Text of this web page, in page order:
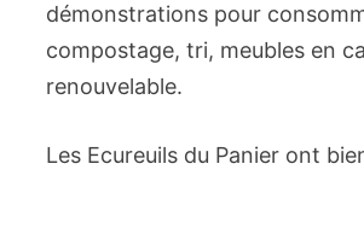
démonstrations pour
compostage, tri, meubles en
renouvelable.
Les Ecureuils du Panier ont